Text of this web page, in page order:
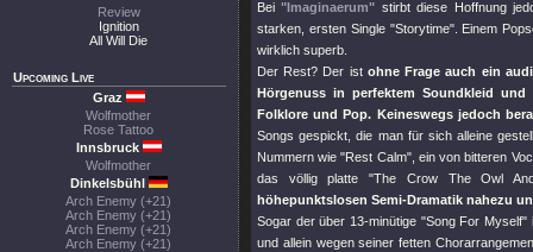
Review
Ignition
All Will Die
Upcoming Live
Graz
Wolfmother
Rose Tattoo
Innsbruck
Wolfmother
Dinkelsbühl
Arch Enemy (+21)
Arch Enemy (+21)
Arch Enemy (+21)
Arch Enemy (+21)
Bei"Imaginaerum" stirbt diese Hoffnung
starken, ersten Single "Storytime". Einem
wirklich superb.
Der Rest? Der ist ohne Frage auch ein
Hörgenuss in perfektem Soundkleid
Folklore und Pop. Keineswegs jedoch
Songs gespickt, die man für sich alleine
Nummern wie"Rest Calm", ein von bitteren
das völlig platte"The Crow The Owl
höhepunktslosen Semi-Dramatik nahezu
Sogar der über 13-minütige "Song For Myself"
und allein wegen seiner fetten